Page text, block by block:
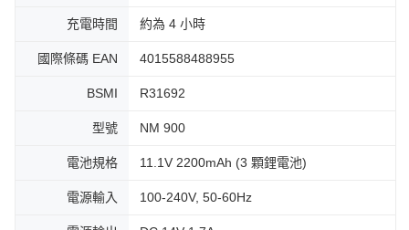
充電時間 約為 4 小時
國際條碼 EAN 4015588488955
BSMI R31692
型號 NM 900
電池規格 11.1V 2200mAh (3 顆鋰電池)
電源輸入 100-240V, 50-60Hz